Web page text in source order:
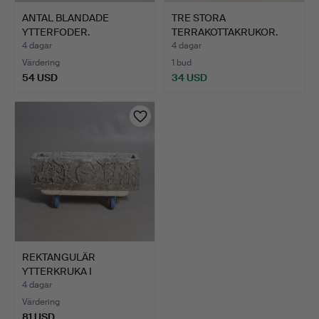
ANTAL BLANDADE
YTTERFODER.
4 dagar
Värdering
54 USD
TRE STORA
TERRAKOTTAKRUKOR.
4 dagar
1 bud
34 USD
REKTANGULÄR
YTTERKRUKA I
KONSTSTEN.
4 dagar
Värdering